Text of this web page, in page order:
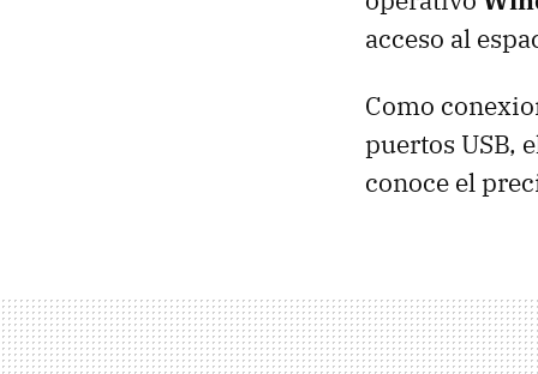
acceso al
Como
puertos USB,
conoce el